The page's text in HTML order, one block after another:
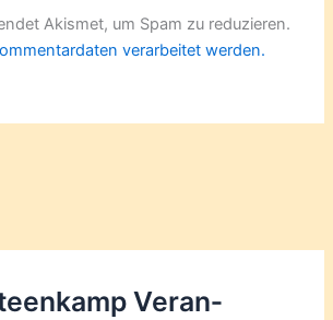
Akismet, um Spam zu reduzieren.
verarbeitet werden.
Veran­